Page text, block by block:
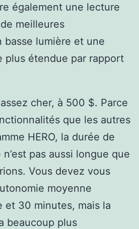
également une lecture
meilleures
basse lumière et une
plus étendue par rapport
cher, à 500 $. Parce
que les autres
HERO, la durée de
pas aussi longue que
Vous devez vous
moyenne
et 30 minutes, mais la
beaucoup plus